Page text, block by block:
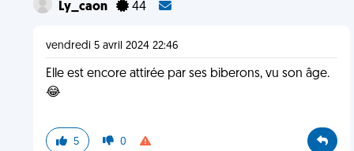
Ly_caon 44
vendredi 5 avril 2024 22:46
Elle est encore attirée par ses biberons, vu son âge.
😂
5 0